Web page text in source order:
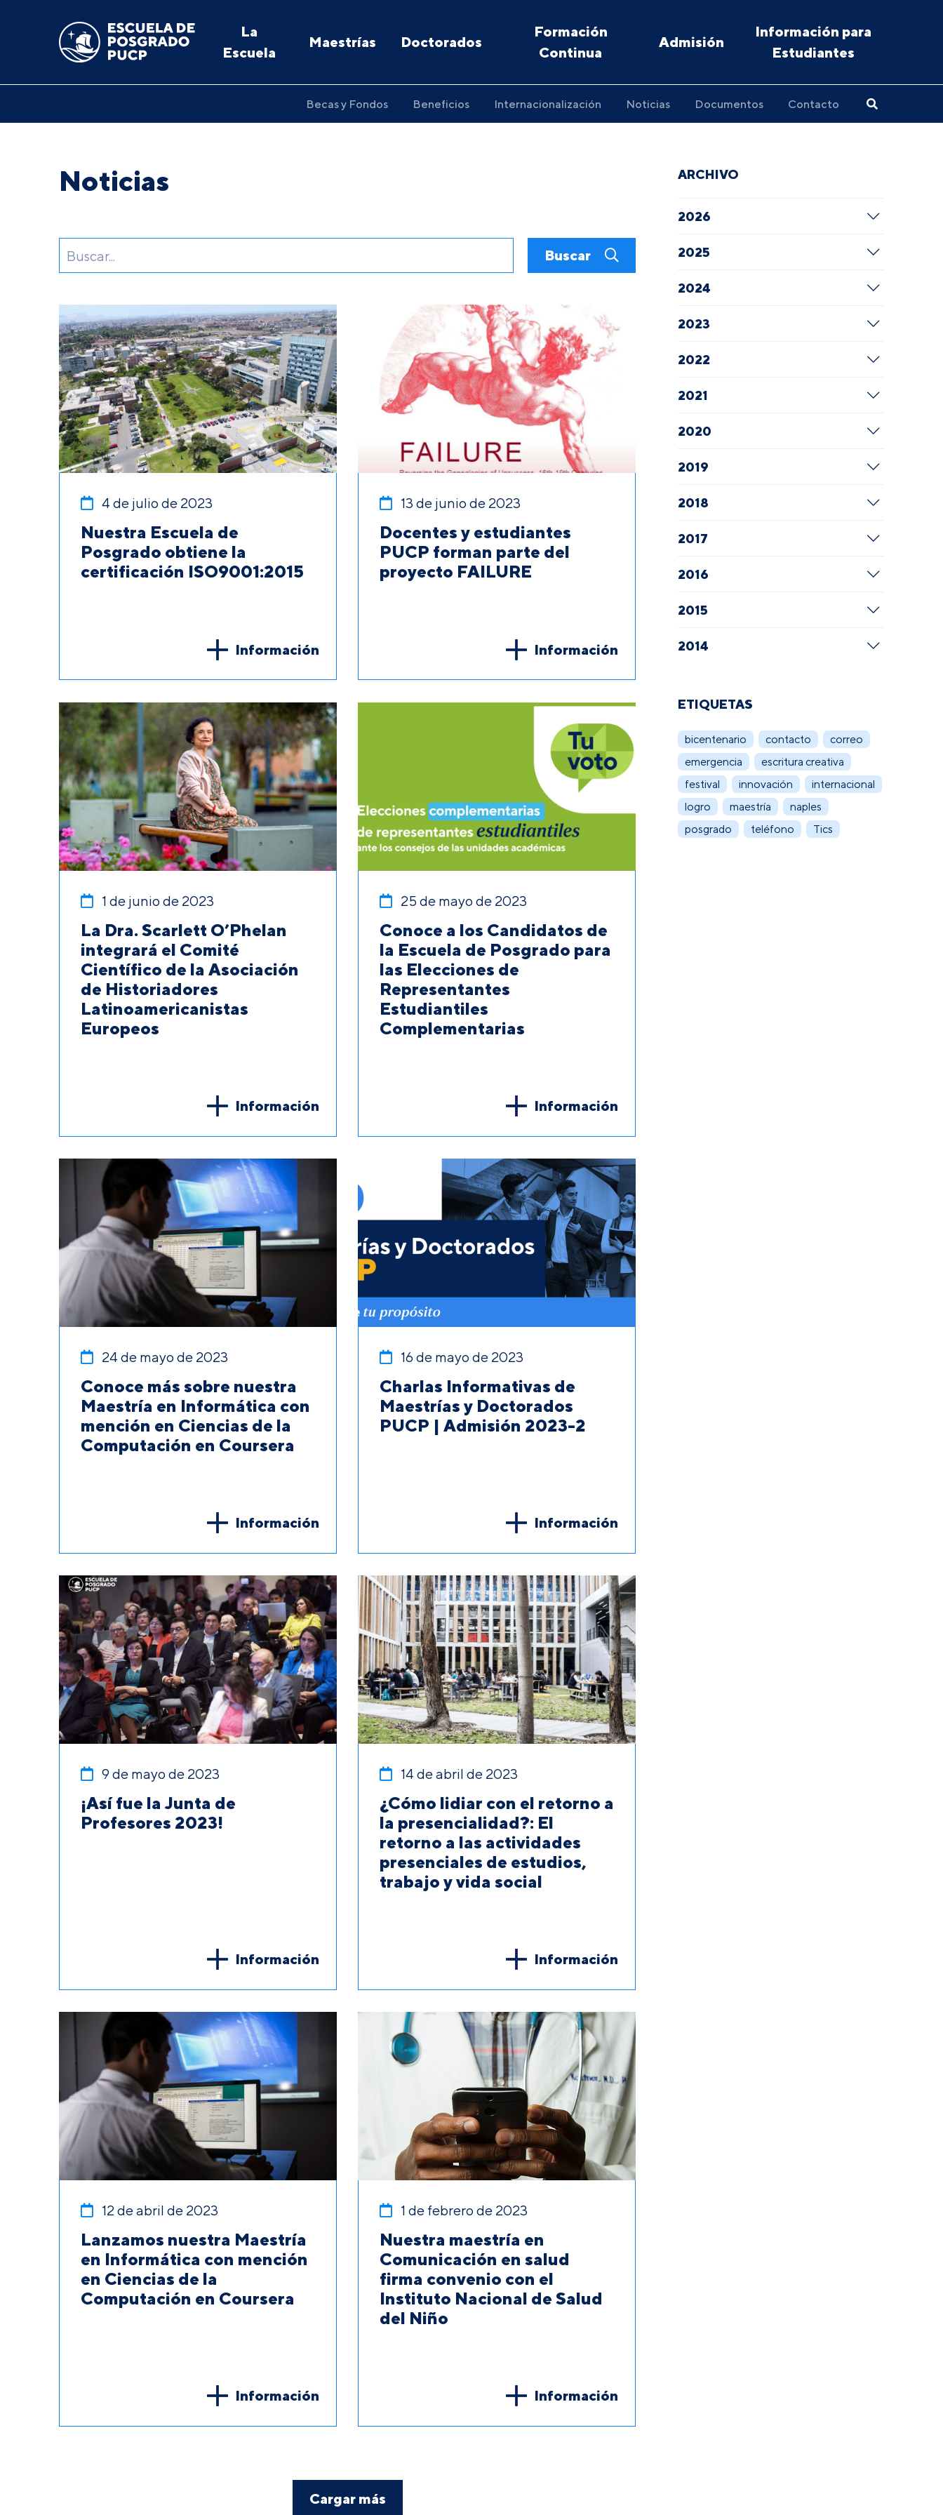
La
Escuela
Maestrías Doctorados
Formación
Continua
Admisión
Información para
Estudiantes
Becas y Fondos Beneficios Internacionalización Noticias Documentos Contacto
Noticias
Buscar
4 de julio de 2023
Nuestra Escuela de
Posgrado obtiene la
certificación ISO9001:2015
Información
13 de junio de 2023
Docentes y estudiantes
PUCP forman parte del
proyecto FAILURE
Información
1 de junio de 2023
La Dra. Scarlett O’Phelan
integrará el Comité
Científico de la Asociación
de Historiadores
Latinoamericanistas
Europeos
Información
25 de mayo de 2023
Conoce a los Candidatos de
la Escuela de Posgrado para
las Elecciones de
Representantes
Estudiantiles
Complementarias
Información
24 de mayo de 2023
Conoce más sobre nuestra
Maestría en Informática con
mención en Ciencias de la
Computación en Coursera
Información
16 de mayo de 2023
Charlas Informativas de
Maestrías y Doctorados
PUCP | Admisión 2023-2
Información
9 de mayo de 2023
¡Así fue la Junta de
Profesores 2023!
Información
14 de abril de 2023
¿Cómo lidiar con el retorno a
la presencialidad?: El
retorno a las actividades
presenciales de estudios,
trabajo y vida social
Información
12 de abril de 2023
Lanzamos nuestra Maestría
en Informática con mención
en Ciencias de la
Computación en Coursera
Información
1 de febrero de 2023
Nuestra maestría en
Comunicación en salud
firma convenio con el
Instituto Nacional de Salud
del Niño
Información
Cargar más
ARCHIVO
2026
2025
2024
2023
2022
2021
2020
2019
2018
2017
2016
2015
2014
ETIQUETAS
bicentenario contacto
correo
emergencia
escritura creativa
festival
innovación
internacional
logro
maestría
naples
posgrado
teléfono Tics